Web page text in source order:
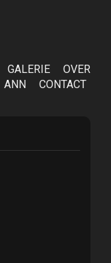
GALERIE
OVER
ANN CONTACT